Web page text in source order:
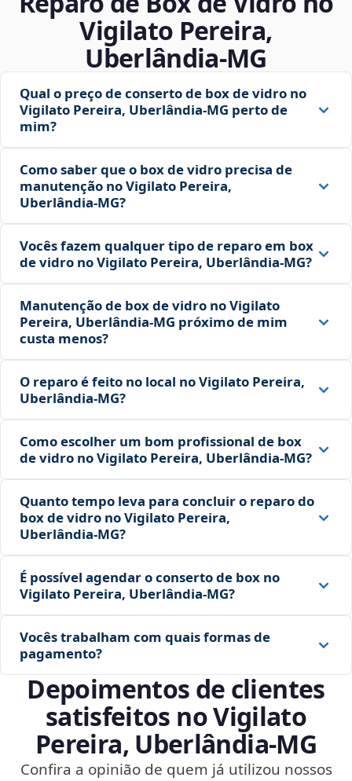
Vigilato Pereira,
Uberlândia‑MG
Qual o preço de conserto de box de vidro no
Vigilato Pereira, Uberlândia‑MG perto de
mim?
Como saber que o box de vidro precisa de
manutenção no Vigilato Pereira,
Uberlândia‑MG?
Vocês fazem qualquer tipo de reparo em box
de vidro no Vigilato Pereira, Uberlândia‑MG?
Manutenção de box de vidro no Vigilato
Pereira, Uberlândia‑MG próximo de mim
custa menos?
O reparo é feito no local no Vigilato Pereira,
Uberlândia‑MG?
Como escolher um bom profissional de box
de vidro no Vigilato Pereira, Uberlândia‑MG?
Quanto tempo leva para concluir o reparo do
box de vidro no Vigilato Pereira,
Uberlândia‑MG?
É possível agendar o conserto de box no
Vigilato Pereira, Uberlândia‑MG?
Vocês trabalham com quais formas de
pagamento?
Depoimentos de clientes
satisfeitos no Vigilato
Pereira, Uberlândia‑MG
Confira a opinião de quem já utilizou nossos